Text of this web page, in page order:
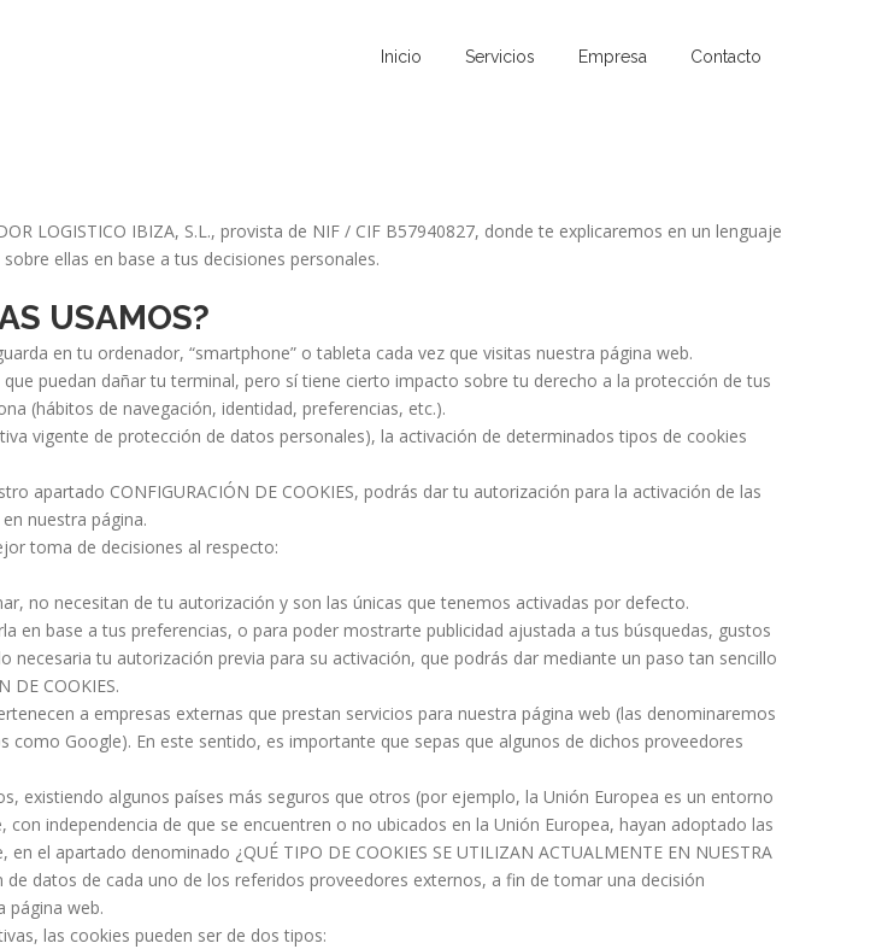
Inicio Servicios Empresa Contacto
LOGISTICO IBIZA, S.L., provista de NIF / CIF B57940827, donde te explicaremos en un lenguaje
ellas en base a tus decisiones personales.
USAMOS?
en tu ordenador, “smartphone” o tableta cada vez que visitas nuestra página web.
puedan dañar tu terminal, pero sí tiene cierto impacto sobre tu derecho a la protección de tus
(hábitos de navegación, identidad, preferencias, etc.).
vigente de protección de datos personales), la activación de determinados tipos de cookies
apartado CONFIGURACIÓN DE COOKIES, podrás dar tu autorización para la activación de las
nuestra página.
toma de decisiones al respecto:
no necesitan de tu autorización y son las únicas que tenemos activadas por defecto.
en base a tus preferencias, o para poder mostrarte publicidad ajustada a tus búsquedas, gustos
tu autorización previa para su activación, que podrás dar mediante un paso tan sencillo
DE COOKIES.
a empresas externas que prestan servicios para nuestra página web (las denominaremos
Google). En este sentido, es importante que sepas que algunos de dichos proveedores
existiendo algunos países más seguros que otros (por ejemplo, la Unión Europea es un entorno
independencia de que se encuentren o no ubicados en la Unión Europea, hayan adoptado las
el apartado denominado ¿QUÉ TIPO DE COOKIES SE UTILIZAN ACTUALMENTE EN NUESTRA
datos de cada uno de los referidos proveedores externos, a fin de tomar una decisión
página web.
las cookies pueden ser de dos tipos: